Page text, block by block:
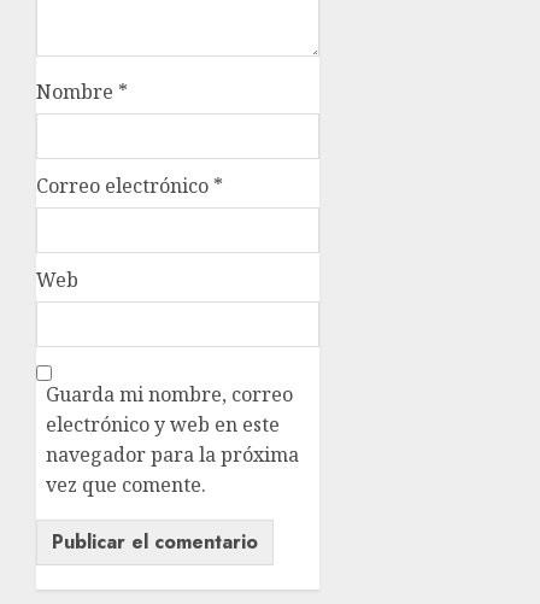
Nombre *
Correo electrónico *
Web
Guarda mi nombre, correo
electrónico y web en este
navegador para la próxima
vez que comente.